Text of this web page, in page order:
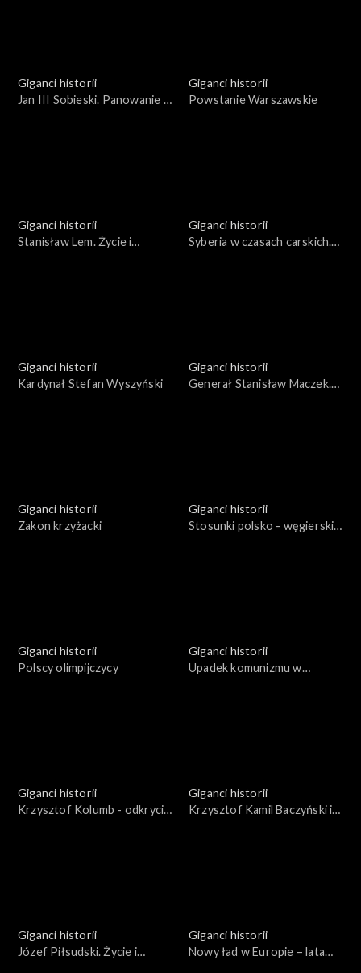
Giganci historii
Jan III Sobieski. Panowanie w
Giganci historii
Powstanie Warszawskie
Giganci historii
Stanisław Lem. Życie i
Giganci historii
Syberia w czasach carskich.
Giganci historii
Kardynał Stefan Wyszyński
Giganci historii
Generał Stanisław Maczek.
Giganci historii
Zakon krzyżacki
Giganci historii
Stosunki polsko - węgierskie
Giganci historii
Polscy olimpijczycy
Giganci historii
Upadek komunizmu w
Giganci historii
Krzysztof Kolumb - odkrycie
Giganci historii
Krzysztof Kamil Baczyński i
Giganci historii
Józef Piłsudski. Życie i
Giganci historii
Nowy ład w Europie – lata